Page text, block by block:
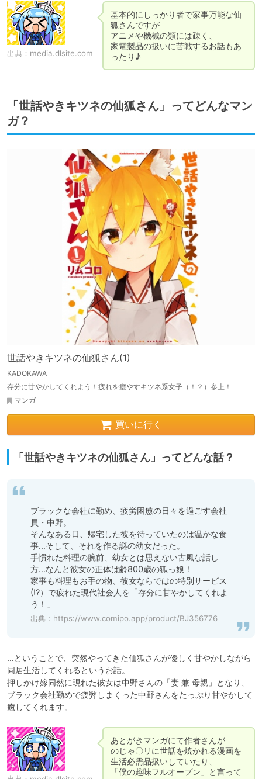
出典： media.dlsite.com
基本的にしっかり者で家事万能な仙
狐さんですが
アニメや機械の類には疎く、
家電製品の扱いに苦戦するお話もあ
ったり♪
「世話やきキツネの仙狐さん」ってどんなマン
ガ？
世話やきキツネの仙狐さん(1)
KADOKAWA
存分に甘やかしてくれよう！疲れを癒やすキツネ系女子（！？）参上！
マンガ
買いに行く
「世話やきキツネの仙狐さん」ってどんな話？
ブラックな会社に勤め、疲労困憊の日々を過ごす会社
員・中野。
そんなある日、帰宅した彼を待っていたのは温かな食
事…そして、それを作る謎の幼女だった。
手慣れた料理の腕前、幼女とは思えない古風な話し
方…なんと彼女の正体は齢800歳の狐っ娘！
家事も料理もお手の物、彼女ならではの特別サービス
(!?）で疲れた現代社会人を「存分に甘やかしてくれよ
う！」
出典： https://www.comipo.app/product/BJ356776
…ということで、突然やってきた仙狐さんが優しく甘やかしながら
同居生活してくれるというお話。
押しかけ嫁同然に現れた彼女は中野さんの「妻 兼 母親」となり、
ブラック会社勤めで疲弊しまくった中野さんをたっぷり甘やかして
癒してくれます。
あとがきマンガにて作者さんが
のじゃ〇リに世話を焼かれる漫画を
生活必需品扱いしていたり、
「僕の趣味フルオープン」と言って